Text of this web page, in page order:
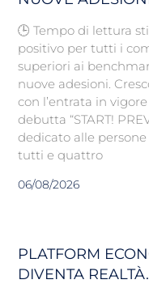
🕒 Tempo di lettura
positivo per tutti i
superiori ai
nuove adesioni.
con l’entrata in
debutta “START!
dedicato alle
tutti e quattro
06/08/2026
PLATFORM
DIVENTA